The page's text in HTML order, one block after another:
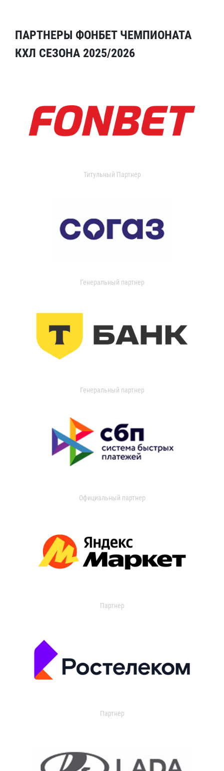
ПАРТНЕРЫ ФОНБЕТ ЧЕМПИОНАТА
КХЛ СЕЗОНА 2025/2026
Титульный Партнер
Генеральный партнер
Генеральный партнер
Официальный партнер
Партнер
Партнер